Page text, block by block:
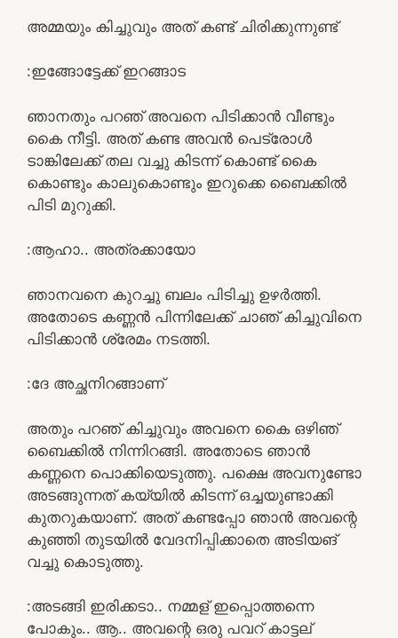
അമ്മയും കിച്ചുവും അത് കണ്ട് ചിരിക്കുന്നുണ്ട്
:ഇങ്ങോട്ടേക്ക് ഇറങ്ങാട
ഞാനതും പറഞ് അവനെ പിടിക്കാൻ വീണ്ടും
കൈ നീട്ടി. അത് കണ്ട അവൻ പെട്രോൾ
ടാങ്കിലേക്ക് തല വച്ചു കിടന്ന് കൊണ്ട് കൈ
കൊണ്ടും കാലുകൊണ്ടും ഇറുക്കെ ബൈക്കിൽ
പിടി മുറുക്കി.
:ആഹാ.. അത്രക്കായോ
ഞാനവനെ കുറച്ചു ബലം പിടിച്ചു ഉഴർത്തി.
അതോടെ കണ്ണൻ പിന്നിലേക്ക് ചാഞ് കിച്ചുവിനെ
പിടിക്കാൻ ശ്രേമം നടത്തി.
:ദേ അച്ഛനിറങ്ങാണ്
അതും പറഞ് കിച്ചുവും അവനെ കൈ ഒഴിഞ്
ബൈക്കിൽ നിന്നിറങ്ങി. അതോടെ ഞാൻ
കണ്ണനെ പൊക്കിയെടുത്തു. പക്ഷെ അവനുണ്ടോ
അടങ്ങുന്നത് കയ്യിൽ കിടന്ന് ഒച്ചയുണ്ടാക്കി
കുതറുകയാണ്. അത് കണ്ടപ്പോ ഞാൻ അവന്റെ
കുഞ്ഞി തുടയിൽ വേദനിപ്പിക്കാതെ അടിയങ്
വച്ചു കൊടുത്തു.
:അടങ്ങി ഇരിക്കടാ.. നമ്മള് ഇപ്പൊത്തന്നെ
പോകും.. ആ.. അവന്റെ ഒരു പവറ് കാട്ടല്